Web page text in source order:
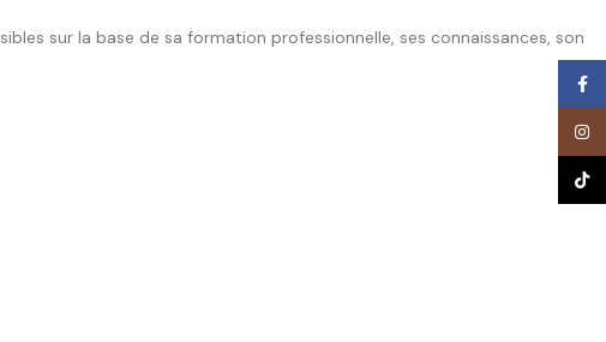
sur la base de sa formation professionnelle, ses connaissances, son